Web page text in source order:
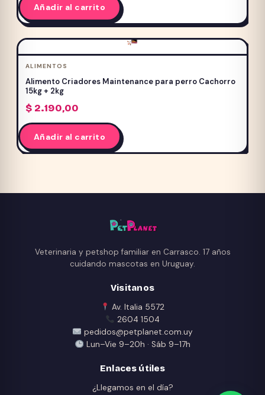
Añadir al carrito
ALIMENTOS
Alimento Criadores Maintenance para perro Cachorro
15kg + 2kg
$2.190,00
Añadir al carrito
Veterinaria y petshop familiar en Carrasco. 17 años
cuidando mascotas en Uruguay.
Visitanos
Av. Italia 5572
2604 1504
pedidos@petplanet.com.uy
Lun–Vie 9–20h · Sáb 9–17h
Enlaces útiles
¿Llegamos en el día?